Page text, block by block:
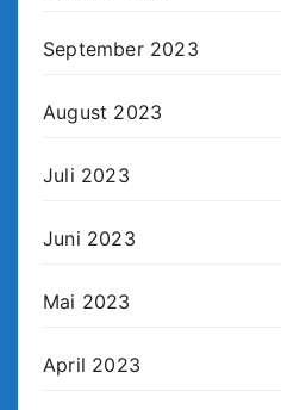
September 2023
August 2023
Juli 2023
Juni 2023
Mai 2023
April 2023